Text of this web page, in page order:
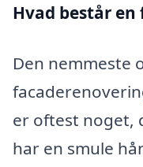
Hvad består
Den nemmeste
er oftest noget,
har en smule